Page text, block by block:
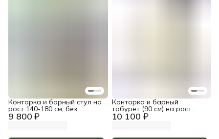
9 800 ₽
Конторка и барный стул на
рост 140-180 см, без
покрытия 10 100 ₽
Конторка и барный
табурет (90 см) на рост
185-200, без покрытия